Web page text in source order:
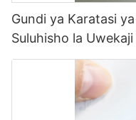
Gundi ya Karatasi
Suluhisho la